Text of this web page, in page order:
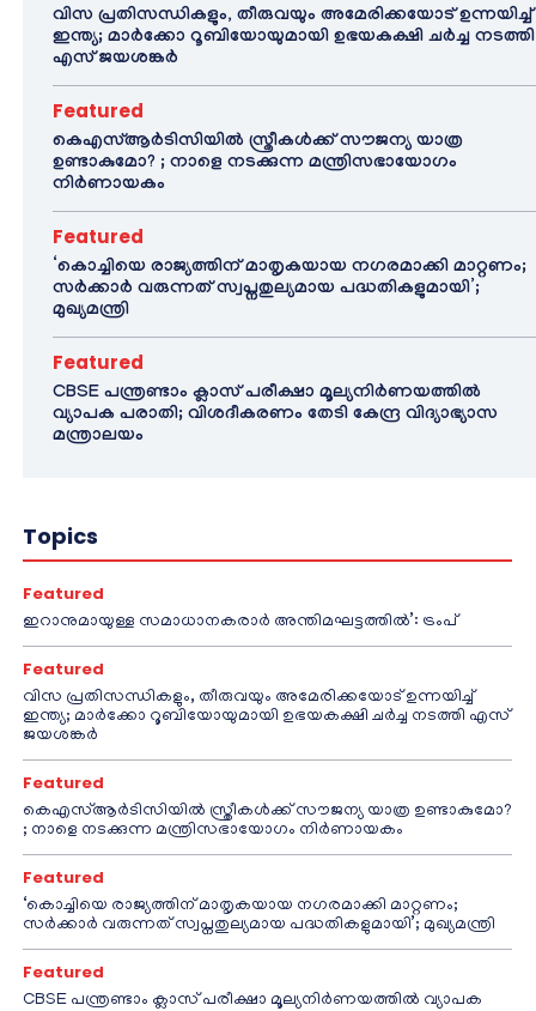
വിസ പ്രതിസന്ധികളും, തീരുവയും അമേരിക്കയോട് ഉന്നയിച്ച്
ഇന്ത്യ; മാർക്കോ റൂബിയോയുമായി ഉഭയകക്ഷി ചർച്ച നടത്തി
എസ് ജയശങ്കർ
Featured
കെഎസ്ആർടിസിയിൽ സ്ത്രീകൾക്ക് സൗജന്യ യാത്ര
ഉണ്ടാകുമോ? ; നാളെ നടക്കുന്ന മന്ത്രിസഭായോഗം
നിർണായകം
Featured
‘കൊച്ചിയെ രാജ്യത്തിന് മാതൃകയായ നഗരമാക്കി മാറ്റണം;
സർക്കാർ വരുന്നത് സ്വപ്നതുല്യമായ പദ്ധതികളുമായി’;
മുഖ്യമന്ത്രി
Featured
CBSE പന്ത്രണ്ടാം ക്ലാസ് പരീക്ഷാ മൂല്യനിർണയത്തിൽ
വ്യാപക പരാതി; വിശദീകരണം തേടി കേന്ദ്ര വിദ്യാഭ്യാസ
മന്ത്രാലയം
Topics
Featured
ഇറാനുമായുള്ള സമാധാനകരാർ അന്തിമഘട്ടത്തിൽ‌’: ട്രംപ്
Featured
വിസ പ്രതിസന്ധികളും, തീരുവയും അമേരിക്കയോട് ഉന്നയിച്ച്
ഇന്ത്യ; മാർക്കോ റൂബിയോയുമായി ഉഭയകക്ഷി ചർച്ച നടത്തി എസ്
ജയശങ്കർ
Featured
കെഎസ്ആർടിസിയിൽ സ്ത്രീകൾക്ക് സൗജന്യ യാത്ര ഉണ്ടാകുമോ?
; നാളെ നടക്കുന്ന മന്ത്രിസഭായോഗം നിർണായകം
Featured
‘കൊച്ചിയെ രാജ്യത്തിന് മാതൃകയായ നഗരമാക്കി മാറ്റണം;
സർക്കാർ വരുന്നത് സ്വപ്നതുല്യമായ പദ്ധതികളുമായി’; മുഖ്യമന്ത്രി
Featured
CBSE പന്ത്രണ്ടാം ക്ലാസ് പരീക്ഷാ മൂല്യനിർണയത്തിൽ വ്യാപക